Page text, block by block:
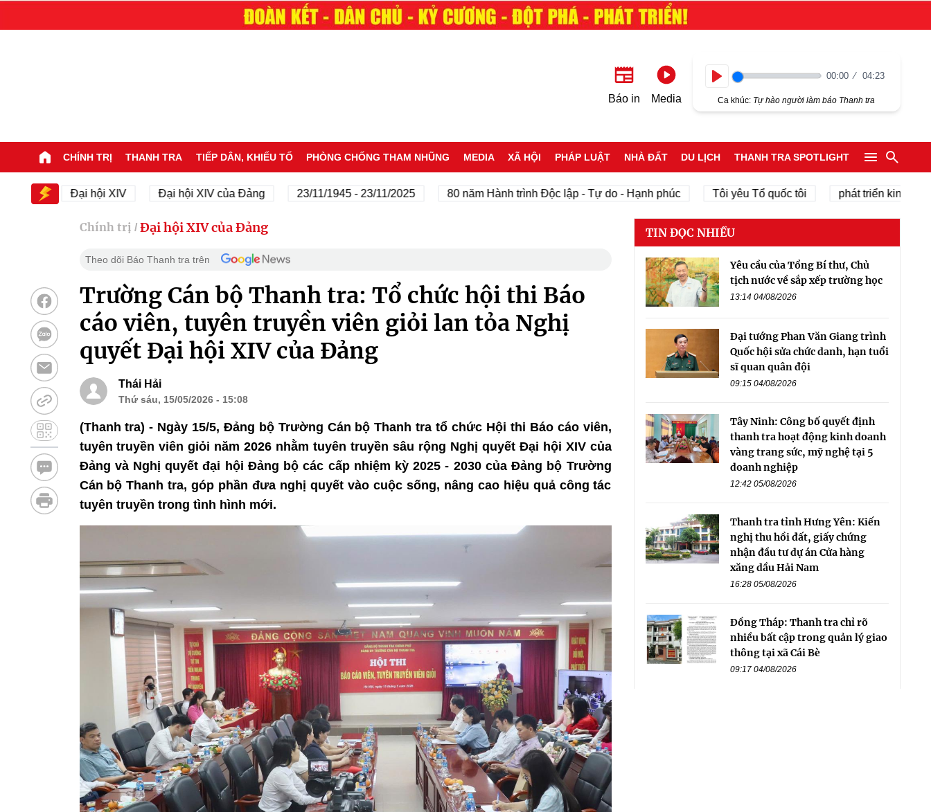
Báo in Media
00:00 04:23
Ca khúc: Tự hào người làm báo Thanh tra
CHÍNH TRỊ THANH TRA TIẾP DÂN, KHIẾU TỐ PHÒNG CHỐNG THAM NHŨNG MEDIA XÃ HỘI PHÁP LUẬT NHÀ ĐẤT DU LỊCH THANH TRA SPOTLIGHT
Đại hội XIV Đại hội XIV của Đảng 23/11/1945 - 23/11/2025 80 năm Hành trình Độc lập - Tự do - Hạnh phúc Tôi yêu Tổ quốc tôi phát triển kinh tế tư nhân
Chính trị / Đại hội XIV của Đảng
Theo dõi Báo Thanh tra trên
Trường Cán bộ Thanh tra: Tổ chức hội thi Báo
cáo viên, tuyên truyền viên giỏi lan tỏa Nghị
quyết Đại hội XIV của Đảng
Thái Hải
Thứ sáu, 15/05/2026 - 15:08
(Thanh tra) - Ngày 15/5, Đảng bộ Trường Cán bộ Thanh tra tổ chức Hội thi Báo cáo viên,
tuyên truyền viên giỏi năm 2026 nhằm tuyên truyền sâu rộng Nghị quyết Đại hội XIV của
Đảng và Nghị quyết đại hội Đảng bộ các cấp nhiệm kỳ 2025 - 2030 của Đảng bộ Trường
Cán bộ Thanh tra, góp phần đưa nghị quyết vào cuộc sống, nâng cao hiệu quả công tác
tuyên truyền trong tình hình mới.
TIN ĐỌC NHIỀU
Yêu cầu của Tổng Bí thư, Chủ
tịch nước về sắp xếp trường học
13:14 04/08/2026
Đại tướng Phan Văn Giang trình
Quốc hội sửa chức danh, hạn tuổi
sĩ quan quân đội
09:15 04/08/2026
Tây Ninh: Công bố quyết định
thanh tra hoạt động kinh doanh
vàng trang sức, mỹ nghệ tại 5
doanh nghiệp
12:42 05/08/2026
Thanh tra tỉnh Hưng Yên: Kiến
nghị thu hồi đất, giấy chứng
nhận đầu tư dự án Cửa hàng
xăng dầu Hải Nam
16:28 05/08/2026
Đồng Tháp: Thanh tra chỉ rõ
nhiều bất cập trong quản lý giao
thông tại xã Cái Bè
09:17 04/08/2026